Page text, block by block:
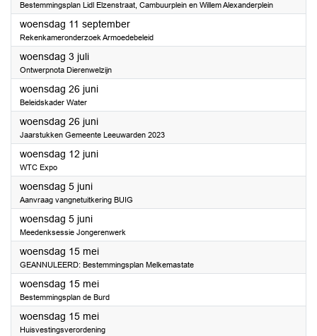
Bestemmingsplan Lidl Elzenstraat, Cambuurplein en Willem Alexanderplein
woensdag 11 september2024
Rekenkameronderzoek Armoedebeleid
woensdag 3 juli2024
Ontwerpnota Dierenwelzijn
woensdag 26 juni2024
Beleidskader Water
woensdag 26 juni2024
Jaarstukken Gemeente Leeuwarden 2023
woensdag 12 juni2024
WTC Expo
woensdag 5 juni2024
Aanvraag vangnetuitkering BUIG
woensdag 5 juni2024
Meedenksessie Jongerenwerk
woensdag 15 mei2024
GEANNULEERD: Bestemmingsplan Melkemastate
woensdag 15 mei2024
Bestemmingsplan de Burd
woensdag 15 mei2024
Huisvestingsverordening